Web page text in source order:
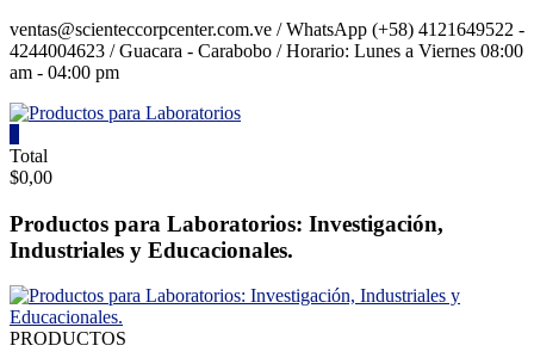
Saltar
contenido
ventas@scienteccorpcenter.com.ve / WhatsApp (+58) 4121649522 -
4244004623 / Guacara - Carabobo / Horario: Lunes a Viernes 08:00
am - 04:00 pm
Productos
para
Laboratorios
Investigación,
y
Educacionales.
Total
$0,00
Productos para Laboratorios: Investigación,
Industriales y Educacionales.
PRODUCTOS